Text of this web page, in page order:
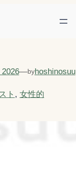
—byhoshinosuu
ト , 女性的